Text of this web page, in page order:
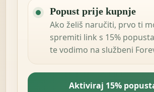
Popust prije kupnje
Ako želiš naručiti, prvo ti
spremiti link s 15%
te vodimo na službeni
Products shop u tvojoj
Aktiviraj 15%